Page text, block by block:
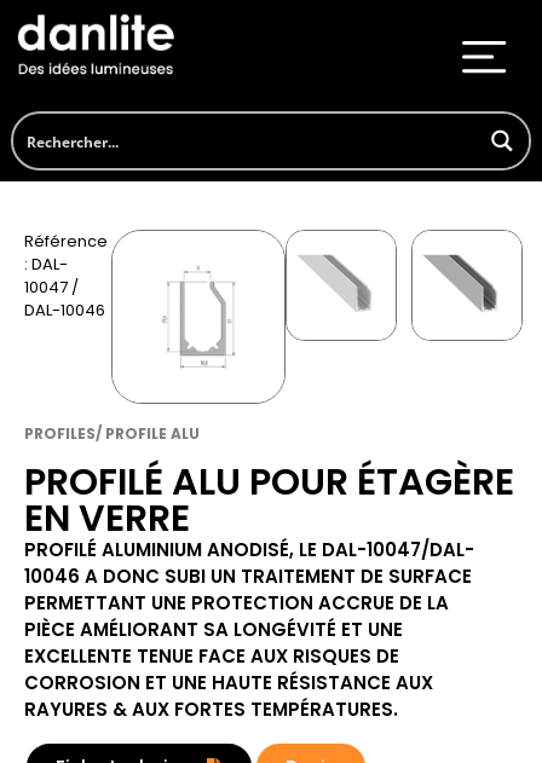
Référence
: DAL-
10047 /
DAL-10046
PROFILES/ PROFILE ALU
PROFILÉ ALU POUR ÉTAGÈRE
EN VERRE
PROFILÉ ALUMINIUM ANODISÉ, LE DAL-10047/DAL-
10046 A DONC SUBI UN TRAITEMENT DE SURFACE
PERMETTANT UNE PROTECTION ACCRUE DE LA
PIÈCE AMÉLIORANT SA LONGÉVITÉ ET UNE
EXCELLENTE TENUE FACE AUX RISQUES DE
CORROSION ET UNE HAUTE RÉSISTANCE AUX
RAYURES & AUX FORTES TEMPÉRATURES.